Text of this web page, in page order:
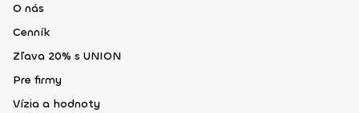
O nás
Cenník
Zľava 20% s UNION
Pre firmy
Vízia a hodnoty